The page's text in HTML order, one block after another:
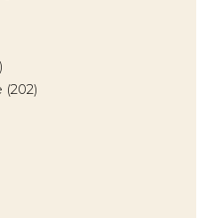
(202)